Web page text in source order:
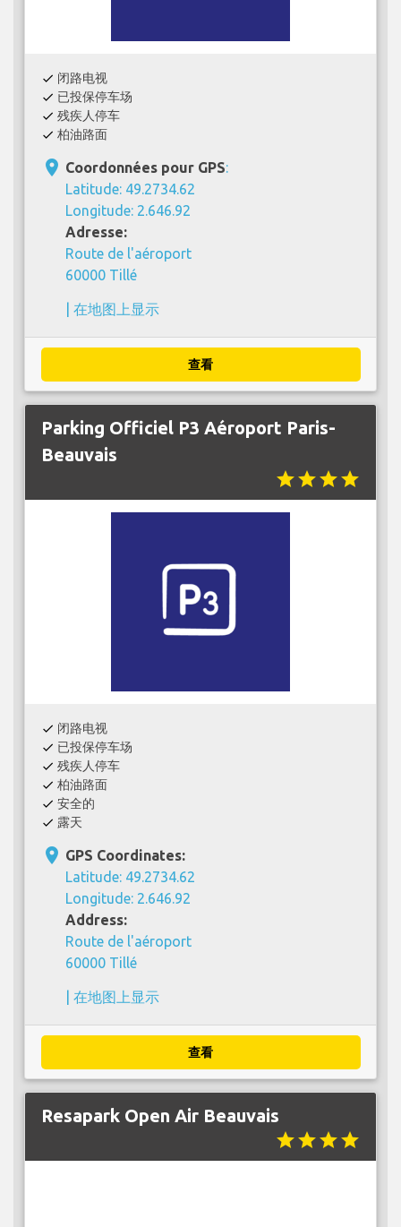
check 闭路电视
check 已投保停车场
check 残疾人停车
check 柏油路面
place Coordonnées pour GPS:
Latitude: 49.2734.62
Longitude: 2.646.92
Adresse:
Route de l'aéroport
60000 Tillé
在地图上显示
查看
Parking Officiel P3 Aéroport Paris-
Beauvais
starstarstarstar
check 闭路电视
check 已投保停车场
check 残疾人停车
check 柏油路面
check 安全的
check 露天
place GPS Coordinates:
Latitude: 49.2734.62
Longitude: 2.646.92
Address:
Route de l'aéroport
60000 Tillé
在地图上显示
查看
Resapark Open Air Beauvais
starstarstarstar